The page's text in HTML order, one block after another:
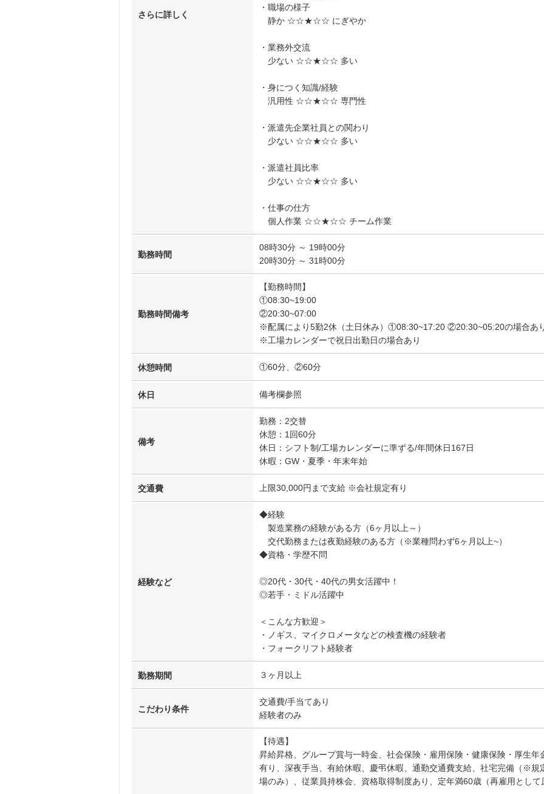
さらに詳しく
・職場の様子
静か ☆☆★☆☆ にぎやか
・業務外交流
少ない ☆☆★☆☆ 多い
・身につく知識/経験
汎用性 ☆☆★☆☆ 専門性
・派遣先企業社員との関わり
少ない ☆☆★☆☆ 多い
・派遣社員比率
少ない ☆☆★☆☆ 多い
・仕事の仕方
個人作業 ☆☆★☆☆ チーム作業
勤務時間
08時30分 ～ 19時00分
20時30分 ～ 31時00分
勤務時間備考
【勤務時間】
①08:30~19:00
②20:30~07:00
※配属により5勤2休（土日休み）①08:30~17:20 ②20:30~05:20の場合あ
※工場カレンダーで祝日出勤日の場合あり
休憩時間 ①60分、②60分
休日 備考欄参照
備考
勤務：2交替
休憩：1回60分
休日：シフト制/工場カレンダーに準ずる/年間休日167日
休暇：GW・夏季・年末年始
交通費 上限30,000円まで支給 ※会社規定有り
経験など
◆経験
製造業務の経験がある方（6ヶ月以上～）
交代勤務または夜勤経験のある方（※業種問わず6ヶ月以上~）
◆資格・学歴不問
◎20代・30代・40代の男女活躍中！
◎若手・ミドル活躍中
＜こんな方歓迎＞
・ノギス、マイクロメータなどの検査機の経験者
・フォークリフト経験者
勤務期間 ３ヶ月以上
こだわり条件
交通費/手当てあり
経験者のみ
【待遇】
昇給昇格、グループ賞与一時金、社会保険・雇用保険・健康保険・厚生
有り、深夜手当、有給休暇、慶弔休暇、通勤交通費支給、社宅完備（※規
場のみ）、従業員持株会、資格取得制度あり、定年満60歳（再雇用とし